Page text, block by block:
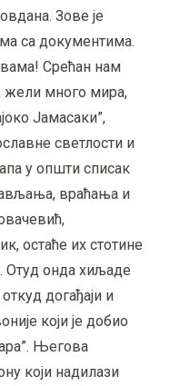
Зове је
са документима.
вама! Срећан нам
жели много мира,
Јамасаки”,
светлости и
у општи списак
враћања и
остаће их стотине
Отуд онда хиљаде
догађаји и
који је добио
Његова
који надилази